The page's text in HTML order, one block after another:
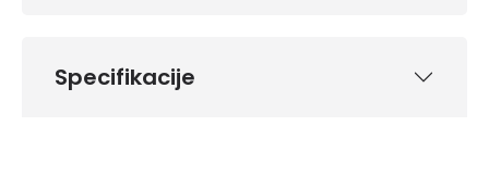
Specifikacije